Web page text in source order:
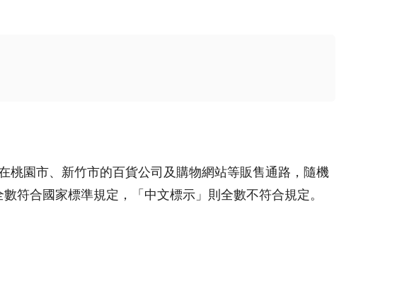
桃園市、新竹市的百貨公司及購物網站等販售通路，隨機
符合國家標準規定，「中文標示」則全數不符合規定。